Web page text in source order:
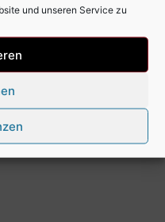
und unseren Service zu